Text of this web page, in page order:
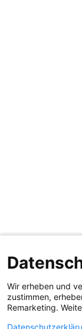
Wir erheben und
zustimmen,
Remarketing.